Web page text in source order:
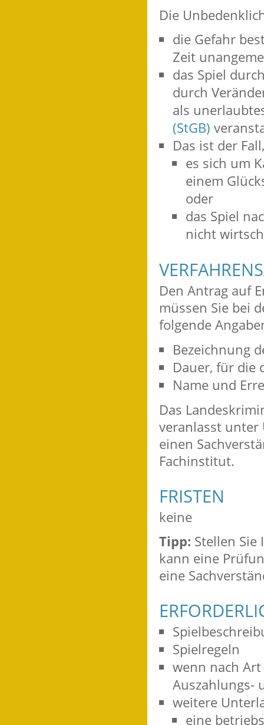
Die
die Gefahr
Zeit
das Spiel
durch
als
(StGB)
Das ist der
es sich um
einem
oder
das Spiel
nicht
Den Antrag auf
müssen Sie bei
folgende
Bezeichnung
Dauer, für die
Name und
Das
veranlasst unter
einen
Fachinstitut.
FRISTEN
keine
Tipp: Stellen
kann eine
eine
Spielregeln
wenn nach
Auszahlungs-
weitere
eine